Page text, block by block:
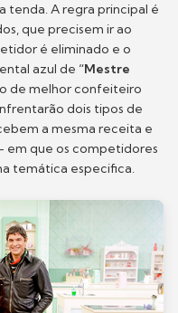
tenda. A regra principal é
que precisem ir ao
é eliminado e o
azul de “Mestre
de melhor confeiteiro
dois tipos de
a mesma receita e
em que os competidores
temática especifica.